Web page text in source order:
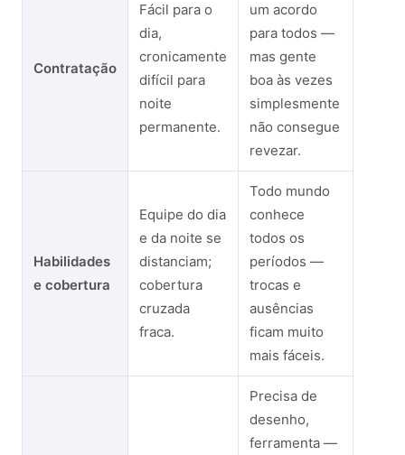
Contratação
Fácil para o
dia,
cronicamente
difícil para
noite
permanente.
um acordo
para todos —
mas gente
boa às vezes
simplesmente
não consegue
revezar.
Habilidades
e cobertura
Equipe do dia
e da noite se
distanciam;
cobertura
cruzada
fraca.
Todo mundo
conhece
todos os
períodos —
trocas e
ausências
ficam muito
mais fáceis.
Precisa de
desenho,
ferramenta —